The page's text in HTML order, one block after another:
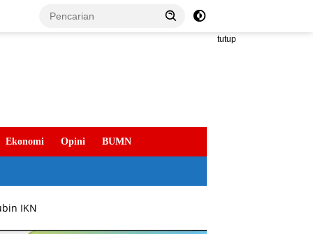
tutup
Ekonomi Opini BUMN